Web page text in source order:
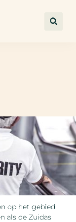
op het gebied
als de Zuidas